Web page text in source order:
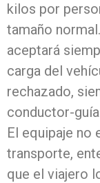
kilos por
tamaño
aceptará
carga del
rechazado,
conductor-
El equipaje no
transporte,
que el viajero